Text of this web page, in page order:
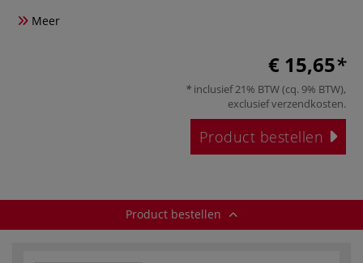
Meer
€ 15,65
inclusief 21% BTW (cq. 9% BTW),
exclusiefverzendkosten.
Product bestellen
Product bestellen